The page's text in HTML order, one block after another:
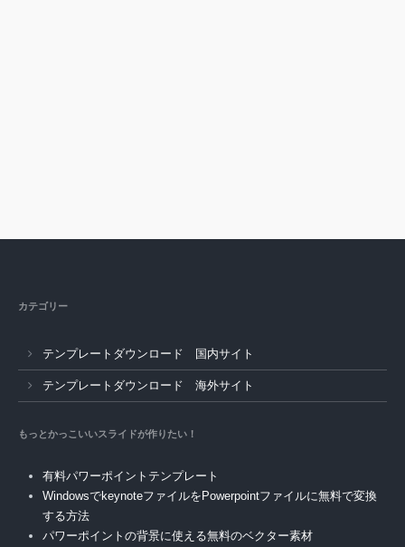
カテゴリー
テンプレートダウンロード 国内サイト
テンプレートダウンロード 海外サイト
もっとかっこいいスライドが作りたい！
有料パワーポイントテンプレート
WindowsでkeynoteファイルをPowerpointファイルに無料で変換
する方法
パワーポイントの背景に使える無料のベクター素材